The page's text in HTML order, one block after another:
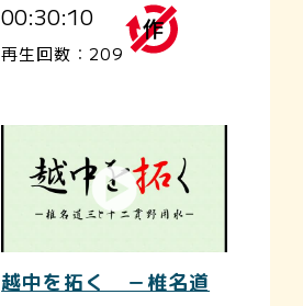
00:30:10
再生回数：209
越中を拓く －椎名道